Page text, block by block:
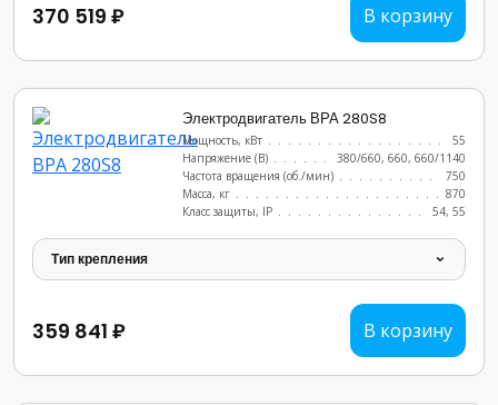
370 519 ₽ В корзину
Электродвигатель ВРА 280S8
Мощность, кВт
55
Напряжение (В)
380/660, 660, 660/1140
Частота вращения (об./мин)
750
Масса, кг
870
Класс защиты, IP
54, 55
Тип крепления
359 841 ₽ В корзину